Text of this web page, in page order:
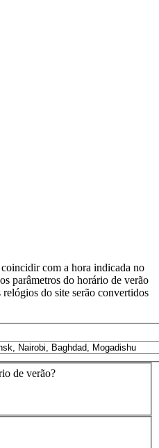
com a hora indicada no
parâmetros do horário de verão
do site serão convertidos
de verão?